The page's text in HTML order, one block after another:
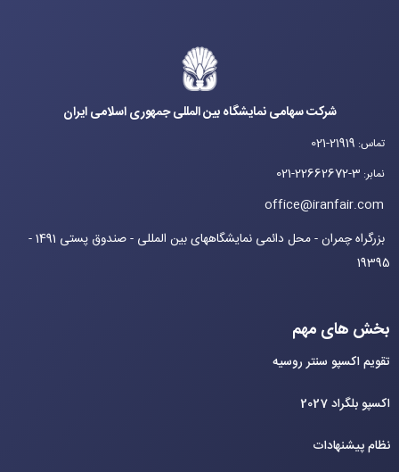
شرکت سهامی نمایشگاه بین المللی جمهوری اسلامی ایران
تماس:
021-21919
نمابر:
021-22662672-3
office@iranfair.com
بزرگراه چمران - محل دائمی نمایشگاههای بین المللی - صندوق پستی 1491 -
19395
بخش های مهم
تقویم اکسپو سنتر روسیه
اکسپو بلگراد 2027
نظام پیشنهادات